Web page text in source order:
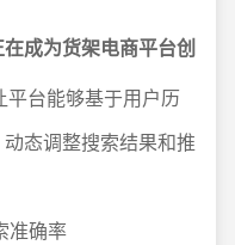
成为货架电商平台创
平台能够基于用户历
态调整搜索结果和推
准确率